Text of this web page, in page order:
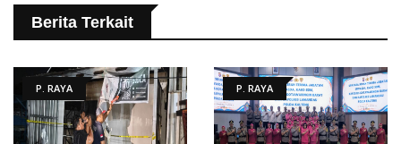
Berita Terkait
P. RAYA P. RAYA